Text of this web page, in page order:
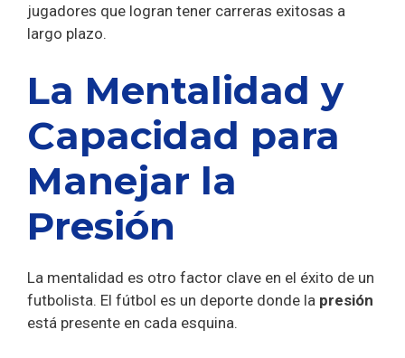
jugadores que logran tener carreras exitosas a
largo plazo.
La Mentalidad y
Capacidad para
Manejar la
Presión
La mentalidad es otro factor clave en el éxito de un
futbolista. El fútbol es un deporte donde la presión
está presente en cada esquina.